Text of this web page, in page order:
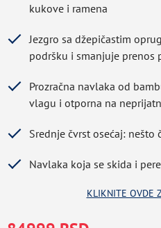
kukove i ramena
Jezgro sa džepičastim
podršku i smanjuje prenos
Prozračna navlaka od
vlagu i otporna na
Srednje čvrst osećaj:
Navlaka koja se skida i
KLIKNITE OVDE
Greška u prihvatanju podataka